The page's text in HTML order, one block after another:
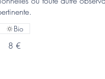
8 €
Bio